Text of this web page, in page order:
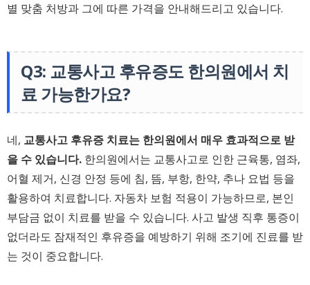
별 맞춤 처방과 그에 따른 가격을 안내해드리고 있습니다.
Q3: 교통사고 후유증도 한의원에서 치
료 가능한가요?
네, 교통사고 후유증 치료는 한의원에서 매우 효과적으로 받
을 수 있습니다. 한의원에서는 교통사고로 인한 근육통, 염좌,
어혈 제거, 신경 안정 등에 침, 뜸, 부항, 한약, 추나 요법 등을
활용하여 치료합니다. 자동차 보험 적용이 가능하므로, 본인
부담금 없이 치료를 받을 수 있습니다. 사고 발생 직후 통증이
없더라도 잠재적인 후유증을 예방하기 위해 조기에 진료를 받
는 것이 중요합니다.